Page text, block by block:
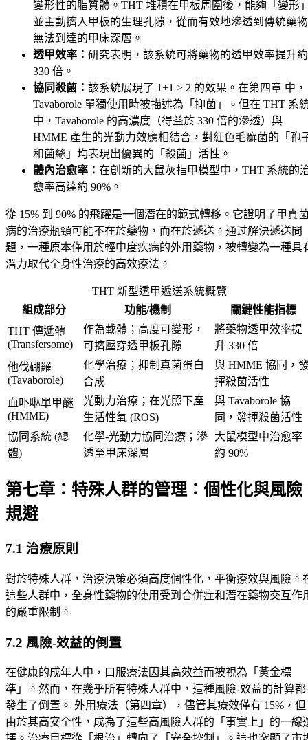
變形性的脂質體。THT 堆積在甲板周圍後，能夠「變形
並主動擠入甲板的生理孔隙，從而有效地滲透到傳統藥物
無法到達的甲床深層。
透甲效率： 研究表明，該系統可將藥物的透甲效率提升約
330 倍。
協同殺菌： 該系統展現了 1+1 > 2 的效果。在第四章 中，
Tavaborole 單獨使用時被描述為「抑菌」。但在 THT 系
中，Tavaborole 的高濃度（得益於 330 倍的滲透）與
HMME 產生的光動力效應相結合，對紅色毛癬菌的「孢
和菌絲」均表現出優異的「殺菌」活性。
體內治愈率： 在創新的大鼠灰指甲模型中，THT 系統的
愈率高達約 90%。
從 15% 到 90% 的飛躍是一個潛在的範式轉移。它證明了甲真
病的治療瓶頸可能不在於藥物，而在於遞送。通过解決遞送問
題，一種原本僅用於輕中度疾病的外用藥物，被轉變為一種具
潛力取代全身性治療的高效療法。
THT 新型透甲遞送系統概覽
組成部分
功能/機制
關鍵性能指標
THT 傳遞體
(Transfersome)
作為載體；高度可變形，
可擠壓穿透甲板孔隙
將藥物透甲效率提
升 330 倍
他伐硼羅
(Tavaborole)
化學治療；抑制真菌蛋白
合成
與 HMME 協同，
揮殺菌活性
血卟啉單甲醚
(HMME)
光動力治療；在光照下產
生活性氧 (ROS)
與 Tavaborole 協
同，發揮殺菌活性
協同系統 (總
體)
化學-光動力協同治療；滲
透至甲床深層
大鼠模型中治愈率
約 90%
第七章：特殊人群的管理：個性化與風險
規避
7.1 治療原則
對於特殊人群，治療決策必須高度個性化，平衡療效與風險。
這些人群中，全身性藥物的使用受到合併症和潛在藥物交互作
的嚴重限制。
7.2 風險-效益的倒置
在健康的成年人中，口服療法因其高效益而被視為「黃金標
準」。然而，在幾乎所有特殊人群中，這種風險-效益的計算都
發生了倒置。 外用療法（第四章），儘管其療效僅有 15%，但
由於其高安全性，成為了這些高風險人群的「事實上」的一線